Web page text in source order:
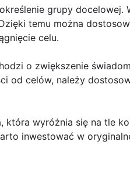
grupy docelowej.
temu można
celu.
o zwiększenie
od celów, należy
która wyróżnia się na tle
inwestować w